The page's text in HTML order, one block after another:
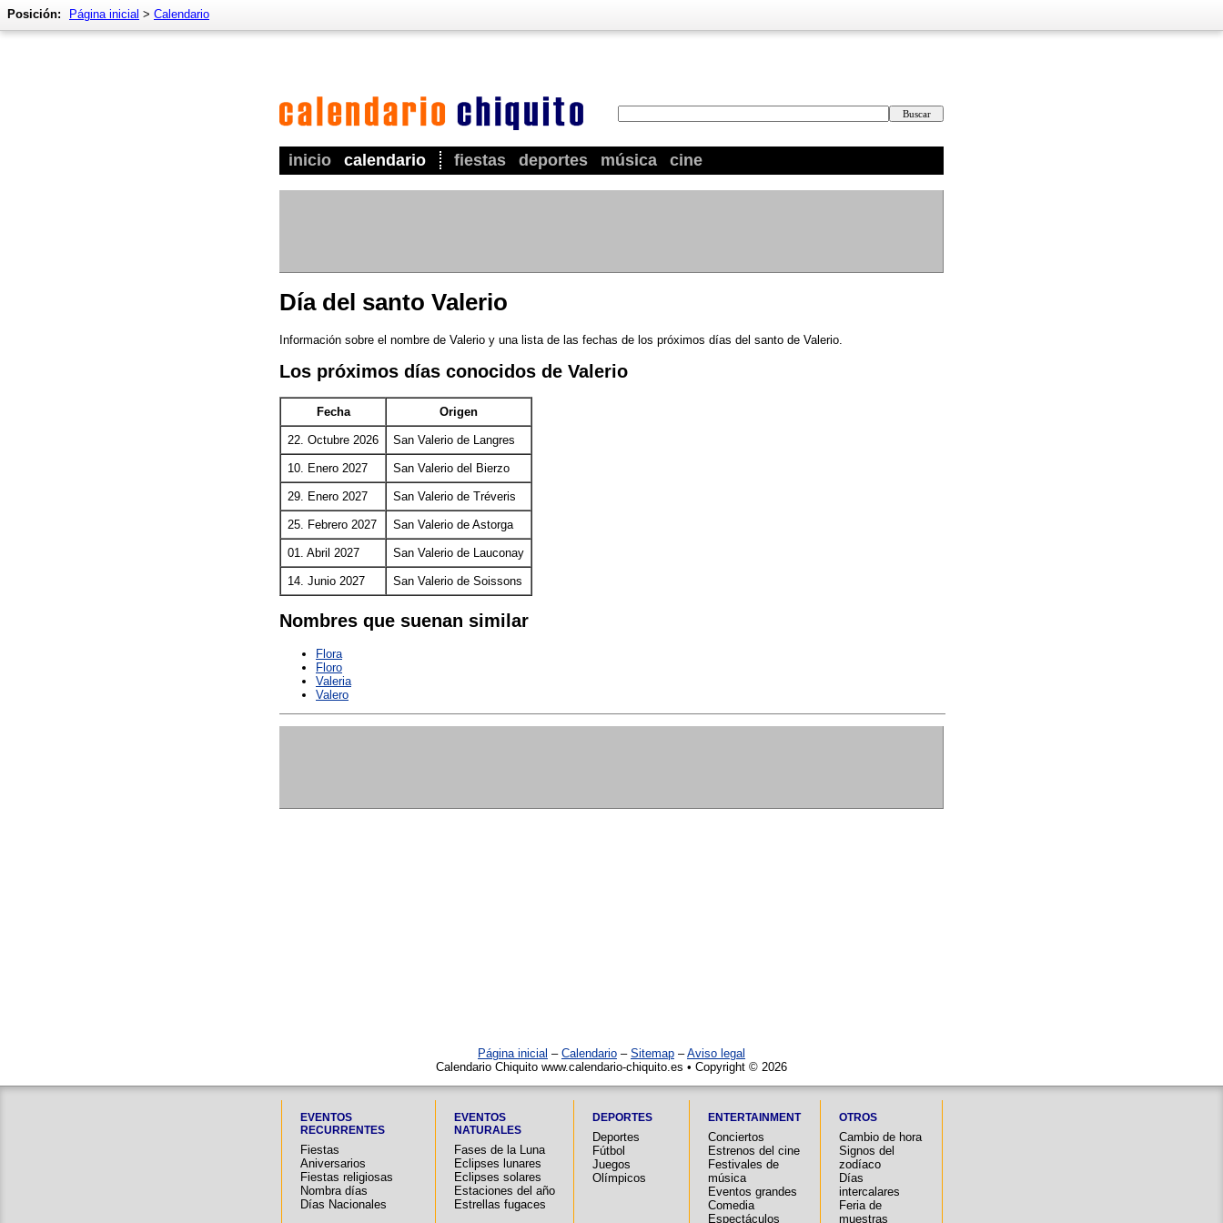
inicio calendario fiestas deportes música cine
Posición: Página inicial > Calendario
Día del santo Valerio
Información sobre el nombre de Valerio y una lista de las fechas de los próximos días del santo de Valerio.
Los próximos días conocidos de Valerio
Fecha Origen
22. Octubre 2026 San Valerio de Langres
10. Enero 2027 San Valerio del Bierzo
29. Enero 2027 San Valerio de Tréveris
25. Febrero 2027 San Valerio de Astorga
01. Abril 2027 San Valerio de Lauconay
14. Junio 2027 San Valerio de Soissons
Nombres que suenan similar
Flora
Floro
Valeria
Valero
Página inicial – Calendario – Sitemap –Aviso legal
Calendario Chiquito www.calendario-chiquito.es • Copyright © 2026
EVENTOS
RECURRENTES
Fiestas
Aniversarios
Fiestas religiosas
Nombra días
Días Nacionales
EVENTOS
NATURALES
Fases de la Luna
Eclipses lunares
Eclipses solares
Estaciones del año
Estrellas fugaces
DEPORTES
Deportes
Fútbol
Juegos
Olímpicos
ENTERTAINMENT
Conciertos
Estrenos del cine
Festivales de
música
Eventos grandes
Comedia
Espectáculos
OTROS
Cambio de hora
Signos del
zodíaco
Días
intercalares
Feria de
muestras